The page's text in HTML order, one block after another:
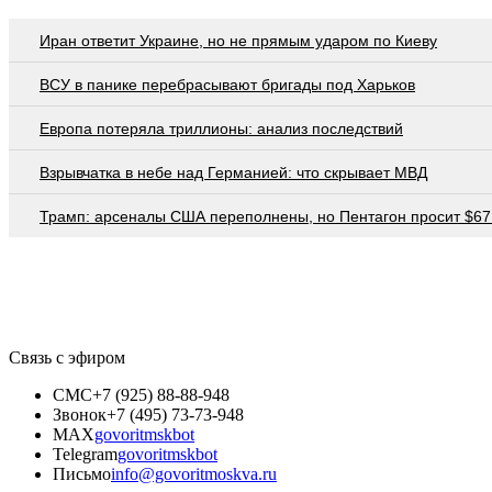
Иран ответит Украине, но не прямым ударом по Киеву
ВСУ в панике перебрасывают бригады под Харьков
Европа потеряла триллионы: анализ последствий
Взрывчатка в небе над Германией: что скрывает МВД
Трамп: арсеналы США переполнены, но Пентагон просит
Связь с эфиром
СМС+7 (925) 88-88-948
Звонок+7 (495) 73-73-948
MAXgovoritmskbot
Telegramgovoritmskbot
Письмоinfo@govoritmoskva.ru